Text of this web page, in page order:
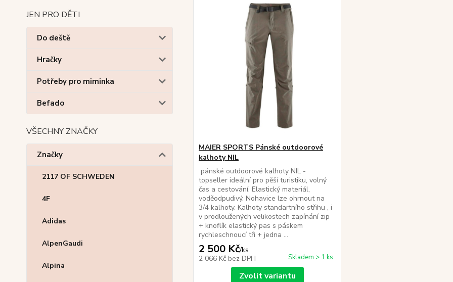
JEN PRO DĚTI
Do deště
Hračky
Potřeby pro miminka
Befado
VŠECHNY ZNAČKY
Značky
2117 OF SCHWEDEN
4F
Adidas
AlpenGaudi
Alpina
MAIER SPORTS Pánské outdoorové
kalhoty NIL
pánské outdoorové kalhoty NIL -
topseller ideální pro pěší turistiku, volný
čas a cestování. Elastický materiál,
voděodpudivý. Nohavice lze ohrnout na
3/4 kalhoty. Kalhoty standartního střihu , i
v prodloužených velikostech zapínání zip
+ knoflík elastický pas s páskem
rychleschnoucí tři + jedna ...
2 500 Kč/ks
2 066 Kč bez DPH Skladem > 1 ks
Zvolit variantu